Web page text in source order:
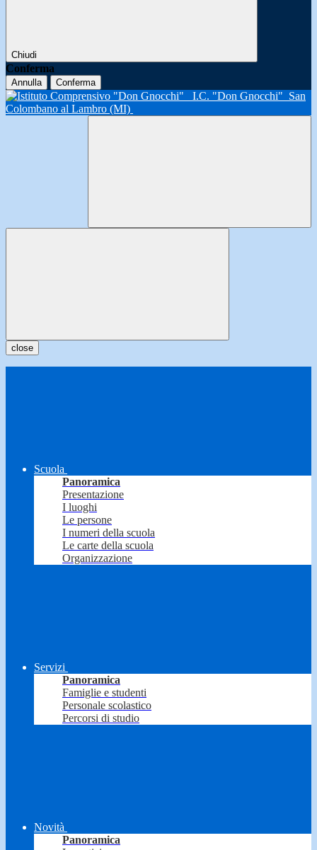
Chiudi
Conferma
Annulla Conferma
I.C. "Don Gnocchi" San
Colombano al Lambro (MI)
close
Scuola
Panoramica
Presentazione
I luoghi
Le persone
I numeri della scuola
Le carte della scuola
Organizzazione
Servizi
Panoramica
Famiglie e studenti
Personale scolastico
Percorsi di studio
Novità
Panoramica